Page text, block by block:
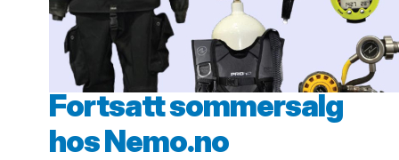
Fortsatt sommersalg
hos Nemo.no